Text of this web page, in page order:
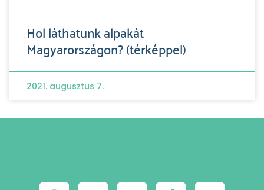
Hol láthatunk alpakát
Magyarországon? (térképpel)
2021. augusztus 7.